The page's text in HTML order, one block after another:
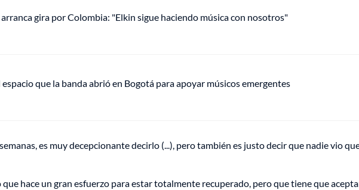
gira por Colombia: "Elkin sigue haciendo música con nosotros"
que la banda abrió en Bogotá para apoyar músicos emergentes
es muy decepcionante decirlo (...), pero también es justo decir que nadie vio
hace un gran esfuerzo para estar totalmente recuperado, pero que tiene que